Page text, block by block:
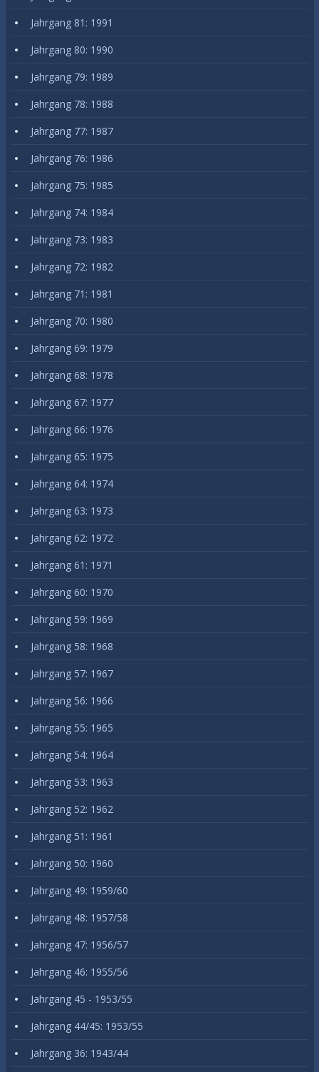
Jahrgang 81: 1991
Jahrgang 80: 1990
Jahrgang 79: 1989
Jahrgang 78: 1988
Jahrgang 77: 1987
Jahrgang 76: 1986
Jahrgang 75: 1985
Jahrgang 74: 1984
Jahrgang 73: 1983
Jahrgang 72: 1982
Jahrgang 71: 1981
Jahrgang 70: 1980
Jahrgang 69: 1979
Jahrgang 68: 1978
Jahrgang 67: 1977
Jahrgang 66: 1976
Jahrgang 65: 1975
Jahrgang 64: 1974
Jahrgang 63: 1973
Jahrgang 62: 1972
Jahrgang 61: 1971
Jahrgang 60: 1970
Jahrgang 59: 1969
Jahrgang 58: 1968
Jahrgang 57: 1967
Jahrgang 56: 1966
Jahrgang 55: 1965
Jahrgang 54: 1964
Jahrgang 53: 1963
Jahrgang 52: 1962
Jahrgang 51: 1961
Jahrgang 50: 1960
Jahrgang 49: 1959/60
Jahrgang 48: 1957/58
Jahrgang 47: 1956/57
Jahrgang 46: 1955/56
Jahrgang 45 - 1953/55
Jahrgang 44/45: 1953/55
Jahrgang 36: 1943/44